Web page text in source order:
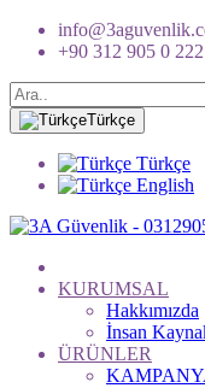
+90 312 905 0 222
Türkçe
Türkçe
English
KURUMSAL
Hakkımızda
İnsan
ÜRÜNLER